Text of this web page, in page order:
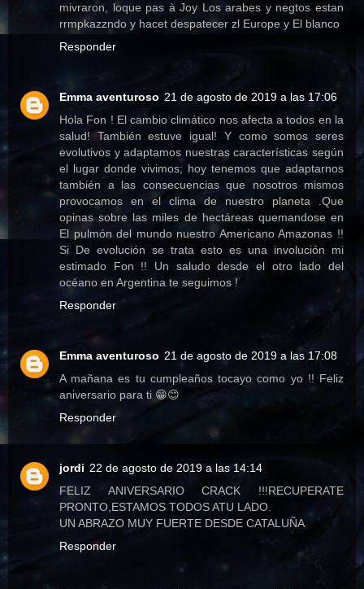
mivraron, loque pas à Joy Los arabes y negtos estan
rrmpkazzndo y hacet despatecer zl Europe y El blanco
Responder
Emma aventuroso 21 de agosto de 2019 a las 17:06
Hola Fon ! El cambio climático nos afecta a todos en la
salud! También estuve igual! Y como somos seres
evolutivos y adaptamos nuestras características según
el lugar donde vivimos; hoy tenemos que adaptarnos
también a las consecuencias que nosotros mismos
provocamos en el clima de nuestro planeta .Que
opinas sobre las miles de hectáreas quemandose en
El pulmón del mundo nuestro Americano Amazonas !!
Si De evolución se trata esto es una involución mi
estimado Fon !! Un saludo desde el otro lado del
océano en Argentina te seguimos !
Responder
Emma aventuroso 21 de agosto de 2019 a las 17:08
A mañana es tu cumpleaños tocayo como yo !! Feliz
aniversario para ti 😁😊
Responder
jordi 22 de agosto de 2019 a las 14:14
FELIZ ANIVERSARIO CRACK !!!RECUPERATE
PRONTO,ESTAMOS TODOS ATU LADO.
UN ABRAZO MUY FUERTE DESDE CATALUÑA
Responder